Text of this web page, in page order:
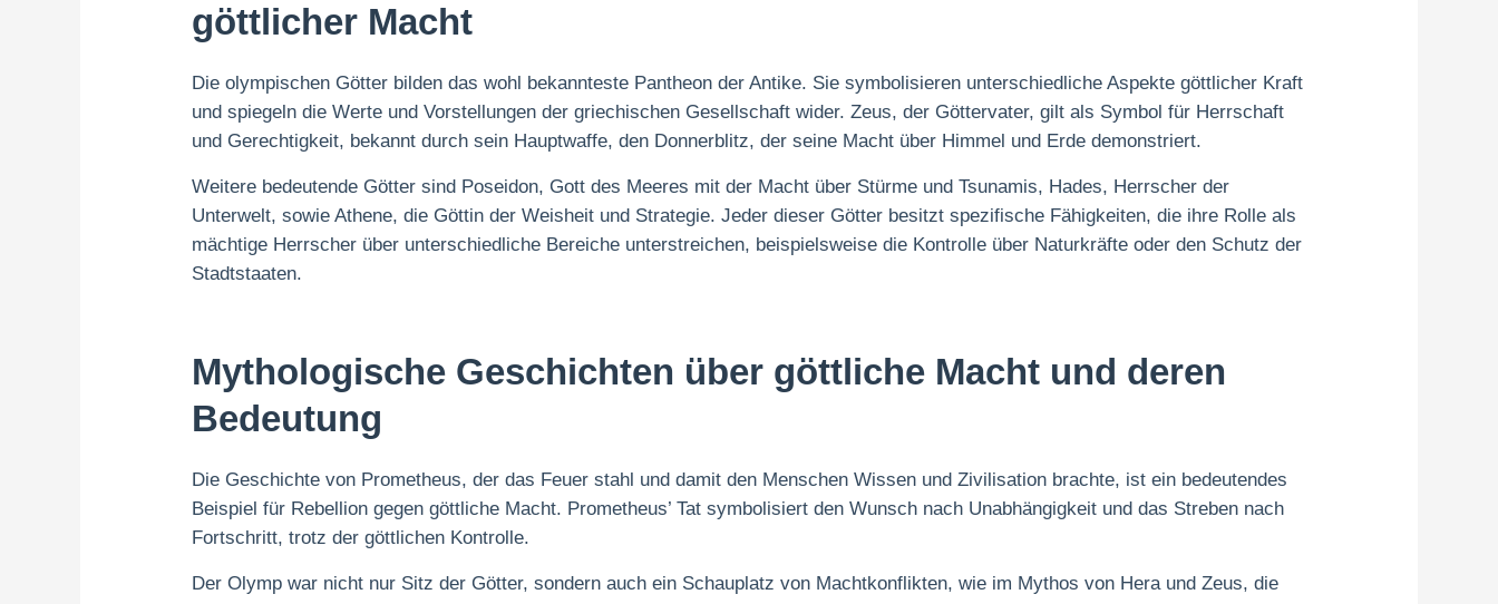
göttlicher Macht
Die olympischen Götter bilden das wohl bekannteste Pantheon der Antike. Sie symbolisieren unterschiedliche Aspekte göttlicher Kraft
und spiegeln die Werte und Vorstellungen der griechischen Gesellschaft wider. Zeus, der Göttervater, gilt als Symbol für Herrschaft
und Gerechtigkeit, bekannt durch sein Hauptwaffe, den Donnerblitz, der seine Macht über Himmel und Erde demonstriert.
Weitere bedeutende Götter sind Poseidon, Gott des Meeres mit der Macht über Stürme und Tsunamis, Hades, Herrscher der
Unterwelt, sowie Athene, die Göttin der Weisheit und Strategie. Jeder dieser Götter besitzt spezifische Fähigkeiten, die ihre Rolle als
mächtige Herrscher über unterschiedliche Bereiche unterstreichen, beispielsweise die Kontrolle über Naturkräfte oder den Schutz der
Stadtstaaten.
Mythologische Geschichten über göttliche Macht und deren
Bedeutung
Die Geschichte von Prometheus, der das Feuer stahl und damit den Menschen Wissen und Zivilisation brachte, ist ein bedeutendes
Beispiel für Rebellion gegen göttliche Macht. Prometheus’ Tat symbolisiert den Wunsch nach Unabhängigkeit und das Streben nach
Fortschritt, trotz der göttlichen Kontrolle.
Der Olymp war nicht nur Sitz der Götter, sondern auch ein Schauplatz von Machtkonflikten, wie im Mythos von Hera und Zeus, die